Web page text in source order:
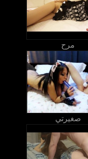
مرح
صغيرتي